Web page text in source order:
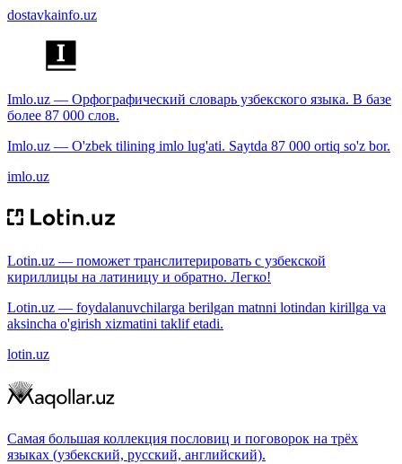
dostavkainfo.uz
Imlo.uz — Орфографический словарь узбекского языка. В базе
более 87 000 слов.
Imlo.uz — O'zbek tilining imlo lug'ati. Saytda 87 000 ortiq so'z bor.
imlo.uz
Lotin.uz — поможет транслитерировать с узбекской
кириллицы на латиницу и обратно. Легко!
Lotin.uz — foydalanuvchilarga berilgan matnni lotindan kirillga va
aksincha o'girish xizmatini taklif etadi.
lotin.uz
Самая большая коллекция пословиц и поговорок на трёх
языках (узбекский, русский, английский).